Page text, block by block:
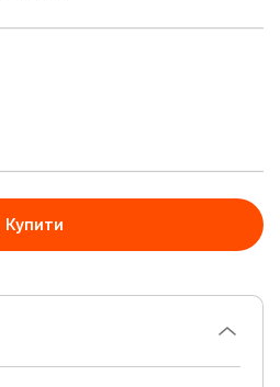
Купити